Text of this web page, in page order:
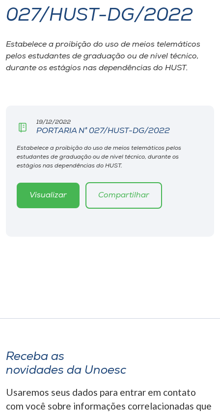
I.nova
Diplomados
Editora
Rádio
o idioma
A-
027/HUST-DG/2022
Estabelece a proibição do uso de meios telemáticos
pelos estudantes de graduação ou de nível técnico,
durante os estágios nas dependências do HUST.
19/12/2022
PORTARIA N° 027/HUST-DG/2022
Estabelece a proibição do uso de meios telemáticos pelos
estudantes de graduação ou de nível técnico, durante os
estágios nas dependências do HUST.
Visualizar Compartilhar
Receba as
novidades da Unoesc
Usaremos seus dados para entrar em contato
com você sobre informações correlacionadas que